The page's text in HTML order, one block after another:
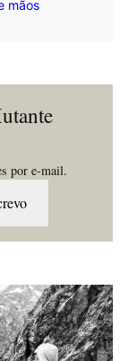
mãos
por e-mail.